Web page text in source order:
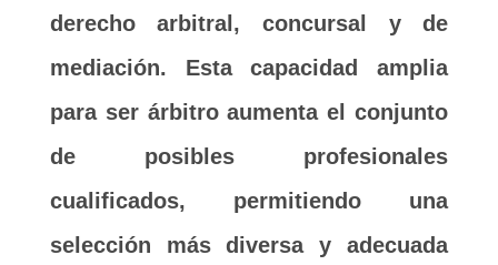
derecho arbitral, concursal y de
mediación. Esta capacidad amplia
para ser árbitro aumenta el conjunto
de posibles profesionales
cualificados, permitiendo una
selección más diversa y adecuada